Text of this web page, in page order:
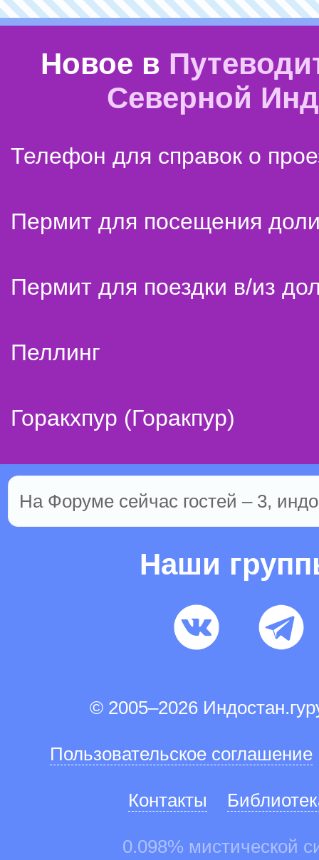
Новое в
Северной
Телефон для справок о
Пермит для посещения
Пермит для поездки в/из
Пеллинг
Горакхпур (Горакпур)
На Форуме сейчас гостей – 3,
Наши
© 2005–2026
Пользовательское соглашение
Контакты
0.098% мистической